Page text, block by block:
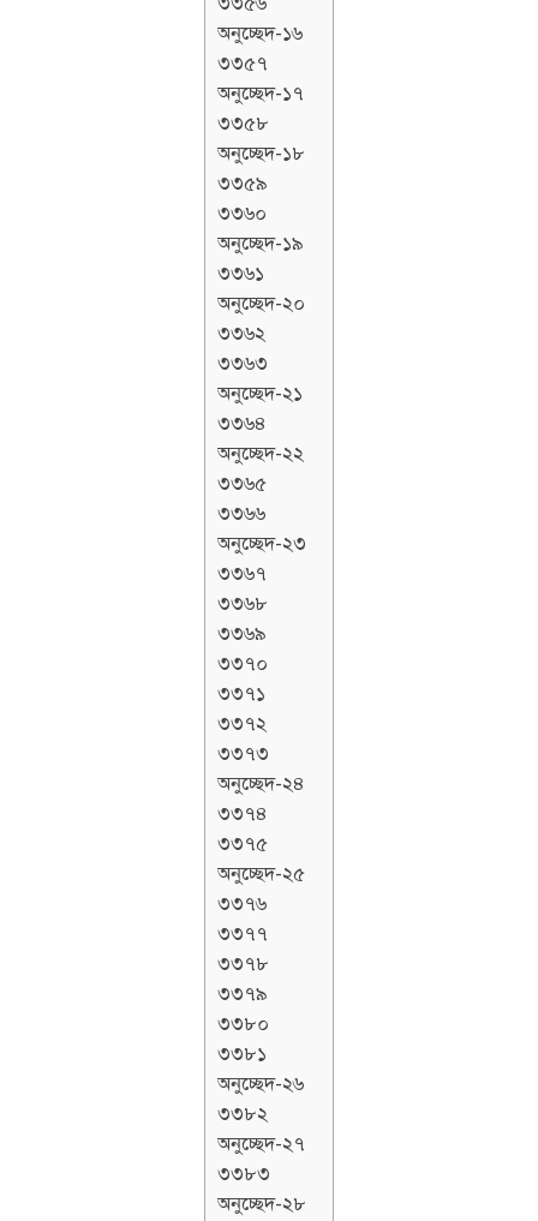
অনুচ্ছেদ-১৬
৩৩৫৭
অনুচ্ছেদ-১৭
৩৩৫৮
অনুচ্ছেদ-১৮
৩৩৫৯
৩৩৬০
অনুচ্ছেদ-১৯
৩৩৬১
অনুচ্ছেদ-২০
৩৩৬২
৩৩৬৩
অনুচ্ছেদ-২১
৩৩৬৪
অনুচ্ছেদ-২২
৩৩৬৫
৩৩৬৬
অনুচ্ছেদ-২৩
৩৩৬৭
৩৩৬৮
৩৩৬৯
৩৩৭০
৩৩৭১
৩৩৭২
৩৩৭৩
অনুচ্ছেদ-২৪
৩৩৭৪
৩৩৭৫
অনুচ্ছেদ-২৫
৩৩৭৬
৩৩৭৭
৩৩৭৮
৩৩৭৯
৩৩৮০
৩৩৮১
অনুচ্ছেদ-২৬
৩৩৮২
অনুচ্ছেদ-২৭
৩৩৮৩
অনুচ্ছেদ-২৮